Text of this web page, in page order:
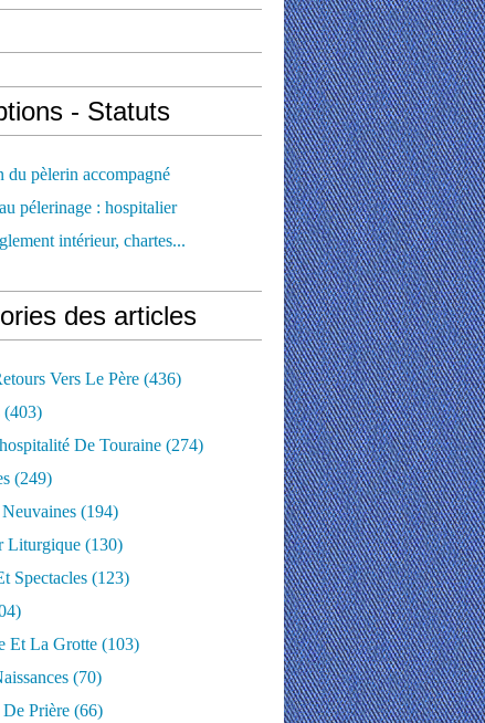
- Statuts
du pèlerin accompagné
pélerinage : hospitalier
intérieur, chartes...
des articles
Vers Le Père (436)
(403)
De Touraine (274)
(249)
(194)
Liturgique (130)
Spectacles (123)
Et La Grotte (103)
(70)
Prière (66)